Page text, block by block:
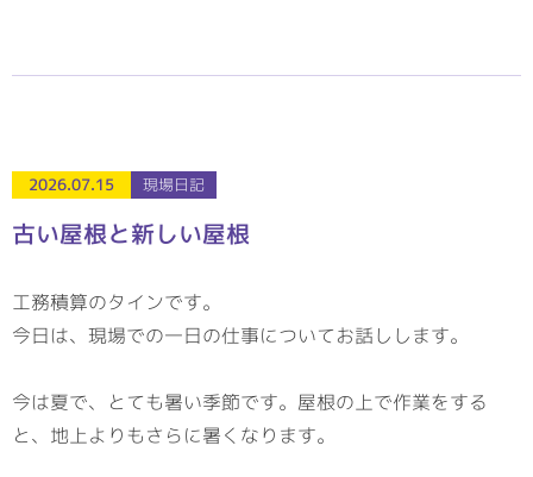
2026.07.15 現場日記
古い屋根と新しい屋根
工務積算のタインです。
今日は、現場での一日の仕事についてお話しします。
今は夏で、とても暑い季節です。屋根の上で作業をする
と、地上よりもさらに暑くなります。